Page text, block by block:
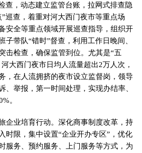
查，动态建立监管台账，拉网式排查隐
巡查，着重对河大西门夜市等重点场
安全等重点领域开展巡查指导，组织开
子带队“错时”督查，利用工作日晚间、
击检查，确保监管到位。尤其是“五
大西门夜市日均人流量超出2万人次，
，在人流拥挤的夜市设立监督岗，领导
、举报，第一时间处理，实现办结率、
。
企业培育行动。深化商事制度改革，持
时限，集中设置“企业开办专区”，优化
服务、预约服务、上门服务等方式，为